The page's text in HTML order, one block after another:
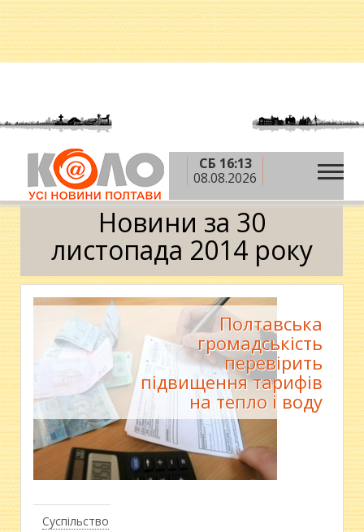
СБ 16:13
08.08.2026
Головна » 2014 рік » листопад »
30 листопада
Календар
Новини за 30
листопада 2014 року
Суспільство
Полтавська
громадськість
перевірить
підвищення тарифів
на тепло і воду